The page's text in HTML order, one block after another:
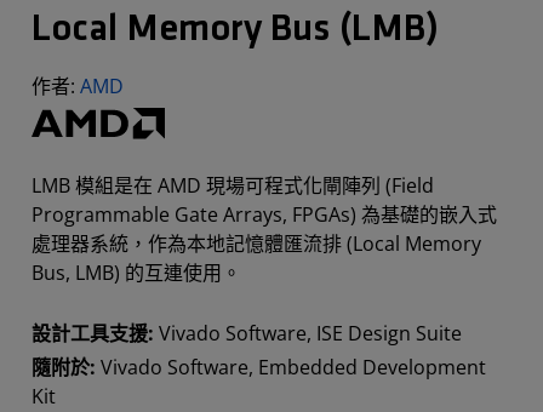
Local Memory Bus (LMB)
作者: AMD
LMB 模組是在 AMD 現場可程式化閘陣列 (Field
Programmable Gate Arrays, FPGAs) 為基礎的嵌入式
處理器系統，作為本地記憶體匯流排 (Local Memory
Bus, LMB) 的互連使用。
設計工具支援: Vivado Software, ISE Design Suite
隨附於: Vivado Software, Embedded Development
Kit